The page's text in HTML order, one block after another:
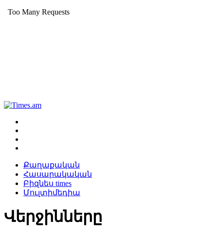
Քաղաքական
Հասարակական
Բիզնես times
Մուլտիմեդիա
Վերջինները